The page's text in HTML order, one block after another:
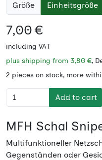
Größe Einheitsgröße
7,00 €
including VAT
plus shipping from 3,80 €,
2 pieces on stock, more
Add to cart
MFH Schal
Multifunktioneller
Gegenständen oder